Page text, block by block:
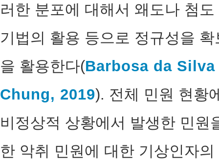
러한 분포에 대해서 왜도나 첨
기법의 활용 등으로 정규성을
을 활용한다(Barbosa da
Chung, 2019). 전체 민원 현황
비정상적 상황에서 발생한 민
한 악취 민원에 대한 기상인자